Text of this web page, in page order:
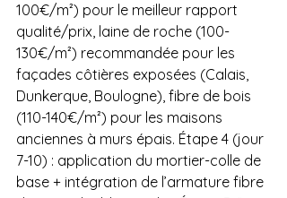
100€/m²) pour le meilleur rapport
qualité/prix, laine de roche (100-
130€/m²) recommandée pour les
façades côtières exposées (Calais,
Dunkerque, Boulogne), fibre de bois
(110-140€/m²) pour les maisons
anciennes à murs épais. Étape 4 (jour
7-10) : application du mortier-colle de
base + intégration de l’armature fibre